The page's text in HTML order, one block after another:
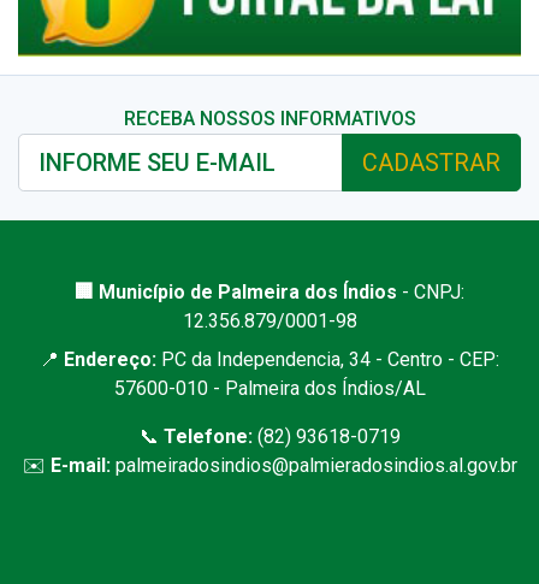
RECEBA NOSSOS INFORMATIVOS
CADASTRAR
🏢 Município de Palmeira dos Índios - CNPJ:
12.356.879/0001-98
📍 Endereço: PC da Independencia, 34 - Centro - CEP:
57600-010 - Palmeira dos Índios/AL
📞 Telefone:(82) 93618-0719
✉️ E-mail: palmeiradosindios@palmieradosindios.al.gov.br